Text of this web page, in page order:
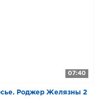
07:40
Роджер Желязны 2